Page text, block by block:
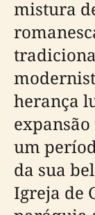
mistura
herança
um
da sua
Igreja de